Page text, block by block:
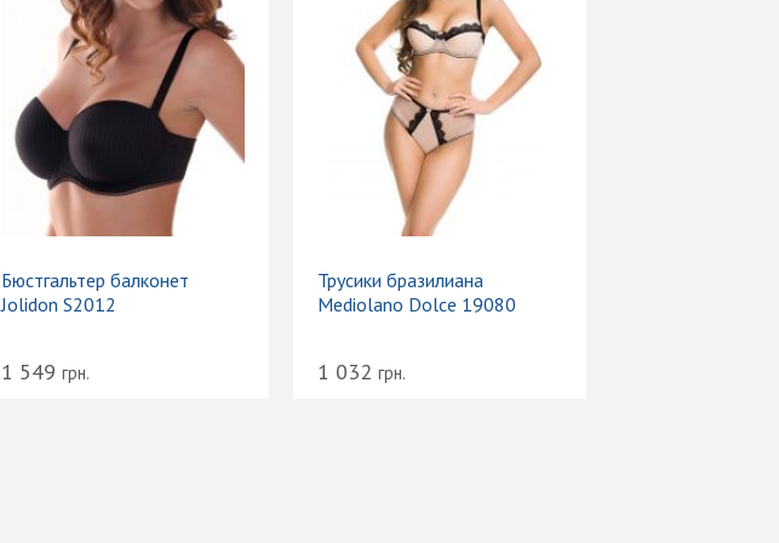
Бюстгальтер балконет
Jolidon S2012
1 549 грн.
Трусики бразилиана
Mediolano Dolce 19080
1 032грн.